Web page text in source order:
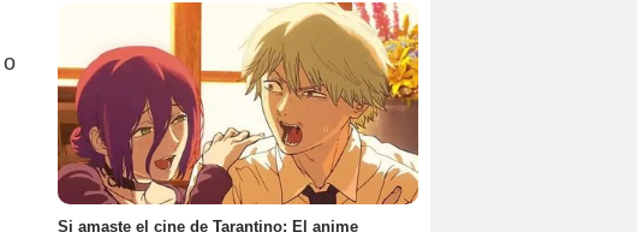
o
Si amaste el cine de Tarantino: El anime